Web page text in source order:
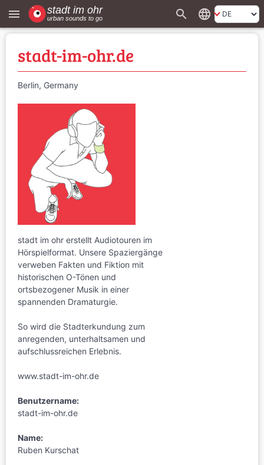
menu search language
stadt-im-ohr.de
Berlin, Germany
stadt im ohr erstellt Audiotouren im
Hörspielformat. Unsere Spaziergänge
verweben Fakten und Fiktion mit
historischen O-Tönen und
ortsbezogener Musik in einer
spannenden Dramaturgie.
So wird die Stadterkundung zum
anregenden, unterhaltsamen und
aufschlussreichen Erlebnis.
www.stadt-im-ohr.de
Benutzername:
stadt-im-ohr.de
Name:
Ruben Kurschat